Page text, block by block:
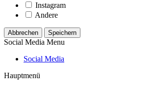
Instagram
Andere
Abbrechen Speichern
Social Media Menu
Social Media
Hauptmenü